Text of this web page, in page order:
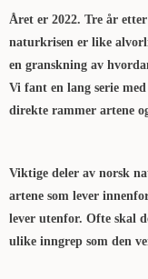
Året er 2022. Tre år
naturkrisen er like
en granskning av
Vi fant en lang serie
direkte rammer artene
Viktige deler av norsk
artene som lever
lever utenfor. Ofte skal
ulike inngrep som den